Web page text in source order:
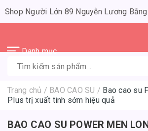
Shop Người Lớn 89 Nguyễn Lương
Danh mục
Trang chủ / BAO CAO SU / Bao cao su
Plus trị xuất tinh sớm hiệu quả
BAO CAO SU POWER MEN